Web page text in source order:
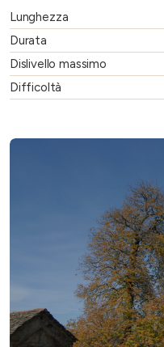
Lunghezza
Durata
Dislivello massimo
Difficoltà